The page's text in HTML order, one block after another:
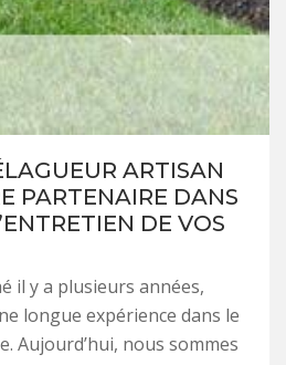
ARTISAN
PARTENAIRE DANS
DE VOS
il y a plusieurs années,
longue expérience dans le
Aujourd’hui, nous sommes